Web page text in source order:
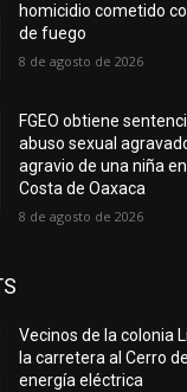
homicidio cometido
de fuego
8 de agosto de 2026
FGEO obtiene
abuso sexual
agravio de una niña
Costa de Oaxaca
8 de agosto de 2026
Vecinos de la colonia
la carretera al Cerro
energía eléctrica